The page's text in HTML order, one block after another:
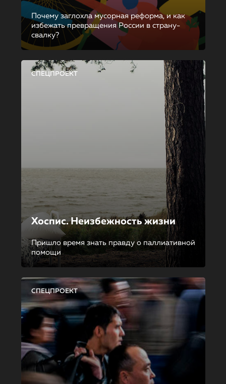
Почему заглохла мусорная реформа, и как
избежать превращения России в страну-
свалку?
СПЕЦПРОЕКТ
Хоспис. Неизбежность жизни
Пришло время знать правду о паллиативной
помощи
СПЕЦПРОЕКТ